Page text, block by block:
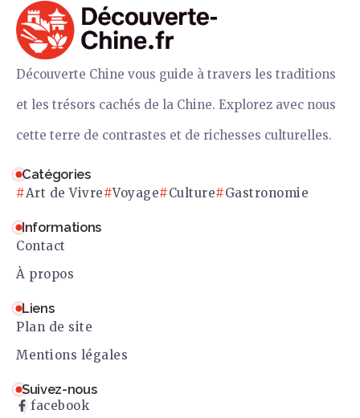
Découverte Chine vous guide à travers les traditions
et les trésors cachés de la Chine. Explorez avec nous
cette terre de contrastes et de richesses culturelles.
Catégories
Art de Vivre Voyage Culture Gastronomie
Informations
Contact
À propos
Liens
Plan de site
Mentions légales
Suivez-nous
facebook